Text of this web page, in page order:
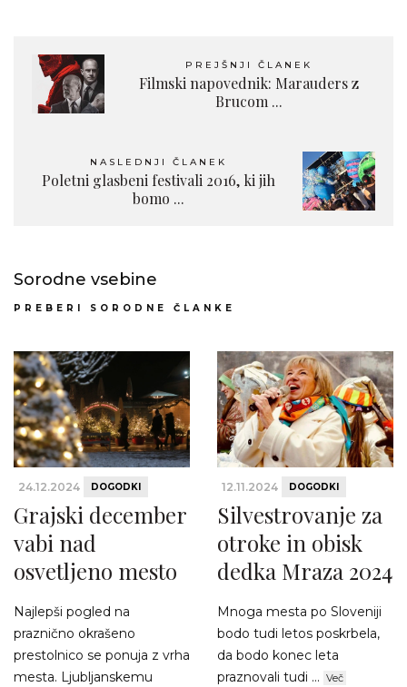
PREJŠNJI ČLANEK
Filmski napovednik: Marauders z
Brucom ...
NASLEDNJI ČLANEK
Poletni glasbeni festivali 2016, ki jih
bomo ...
Sorodne vsebine
PREBERI SORODNE ČLANKE
24.12.2024 DOGODKI
Grajski december
vabi nad
osvetljeno mesto
Najlepši pogled na
praznično okrašeno
prestolnico se ponuja z vrha
mesta. Ljubljanskemu
12.11.2024 DOGODKI
Silvestrovanje za
otroke in obisk
dedka Mraza 2024
Mnoga mesta po Sloveniji
bodo tudi letos poskrbela,
da bodo konec leta
praznovali tudi ... Več